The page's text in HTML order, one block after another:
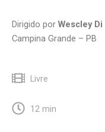
Dirigido por Wescley
Campina Grande – PB
12 min
Livre